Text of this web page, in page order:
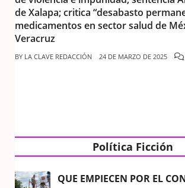
de Xalapa; critica “desabasto
medicamentos en sector salud de
Veracruz
BY LA CLAVE REDACCIÓN 24 DE MARZO DE 2025
Política Ficción
QUE EMPIECEN POR EL